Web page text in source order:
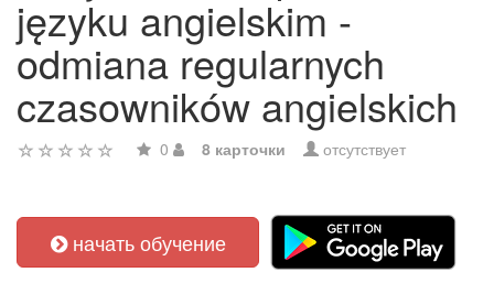
języku angielskim -
odmiana regularnych
czasowników angielskich
0 8 карточки отсутствует
начать обучение